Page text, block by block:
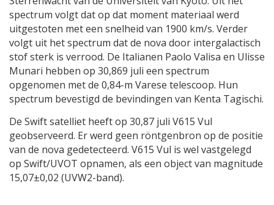
spectrum volgt dat op dat moment materiaal werd
uitgestoten met een snelheid van 1900 km/s. Verder
volgt uit het spectrum dat de nova door intergalactisch
stof sterk is verrood. De Italianen Paolo Valisa en Ulisse
Munari hebben op 30,869 juli een spectrum
opgenomen met de 0,84-m Varese telescoop. Hun
spectrum bevestigd de bevindingen van Kenta Tagischi.
De Swift satelliet heeft op 30,87 juli V615 Vul
geobserveerd. Er werd geen röntgen­bron op de positie
van de nova gedetecteerd. V615 Vul is wel vastgelegd
op Swift/UVOT opnamen, als een object van magnitude
15,07±0,02 (UVW2-band).